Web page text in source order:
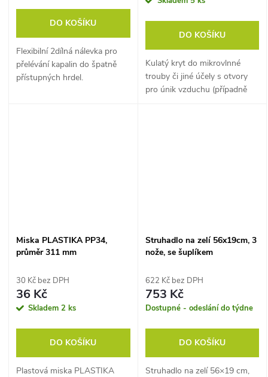
DO KOŠÍKU
Flexibilní 2dílná nálevka pro
přelévání kapalin do špatně
přístupných hrdel.
DO KOŠÍKU
Kulatý kryt do mikrovlnné
trouby či jiné účely s otvory
pro únik vzduchu (případně
Miska PLASTIKA PP34,
průměr 311 mm
30 Kč bez DPH
36 Kč
Skladem 2 ks
DO KOŠÍKU
Plastová miska PLASTIKA
Struhadlo na zelí 56x19cm, 3
nože, se šuplíkem
622 Kč bez DPH
753 Kč
Dostupné - odeslání do týdne
DO KOŠÍKU
Struhadlo na zelí 56×19 cm,